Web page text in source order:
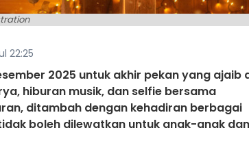
22:25
2025 untuk akhir pekan yang ajaib
hiburan musik, dan selfie bersama
ditambah dengan kehadiran berbagai
boleh dilewatkan untuk anak-anak dan